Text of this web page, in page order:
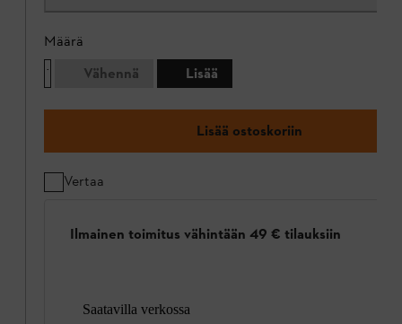
Määrä
Vähennä
Lisää
Lisää ostoskoriin
Vertaa
Ilmainen toimitus vähintään 49 € tilauksiin
Saatavilla verkossa